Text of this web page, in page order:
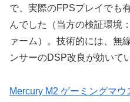
で、実際のFPSプレイでも
んでした（当方の検証環境
ァーム）。技術的には、無
ンサーのDSP改良が効いて
Mercury M2 ゲーミングマ